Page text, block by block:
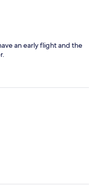
an early flight and the